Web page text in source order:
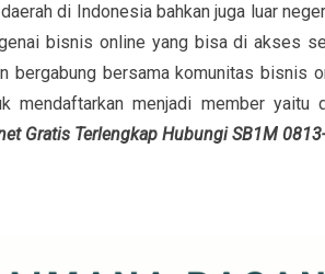
di Indonesia bahkan juga luar
bisnis online yang bisa di akses
bergabung bersama komunitas bisnis
mendaftarkan menjadi member yaitu
Gratis Terlengkap Hubungi SB1M